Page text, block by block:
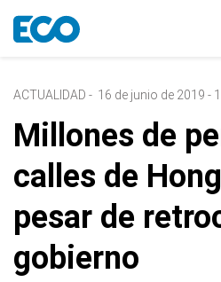
ACTUALIDAD - 16 de junio de 2019 -
Millones de
calles de
pesar de
gobierno